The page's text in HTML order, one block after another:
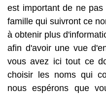
est important de ne
famille qui suivront ce
à obtenir plus
afin d'avoir une vue
vous avez ici tout ce
choisir les noms qui
nous espérons que